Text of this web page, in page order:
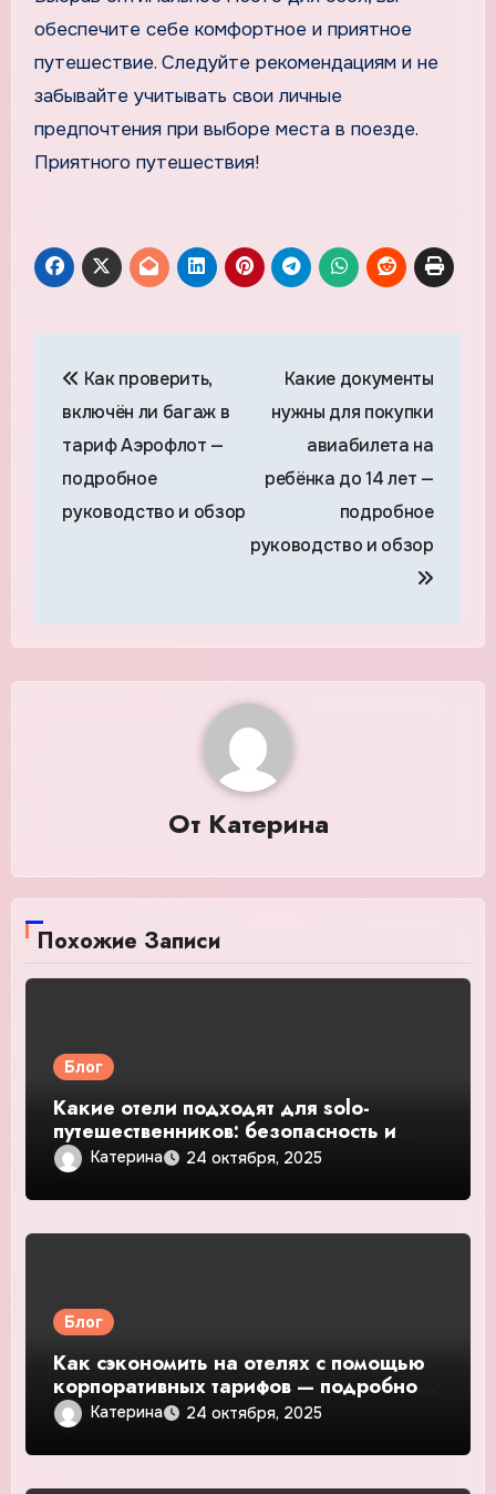
обеспечите себе комфортное и приятное
путешествие. Следуйте рекомендациям и не
забывайте учитывать свои личные
предпочтения при выборе места в поезде.
Приятного путешествия!
по
записям
Как проверить,
включён ли багаж в
тариф Аэрофлот —
подробное
руководство и обзор
Какие документы
нужны для покупки
авиабилета на
ребёнка до 14 лет —
подробное
руководство и обзор
От Катерина
Похожие Записи
Блог
Какие отели подходят для solo-
путешественников: безопасность и
общение — подробное руководство и
обзор
Катерина 24 октября, 2025
Блог
Как сэкономить на отелях с помощью
корпоративных тарифов — подробное
руководство и обзор
Катерина 24 октября, 2025